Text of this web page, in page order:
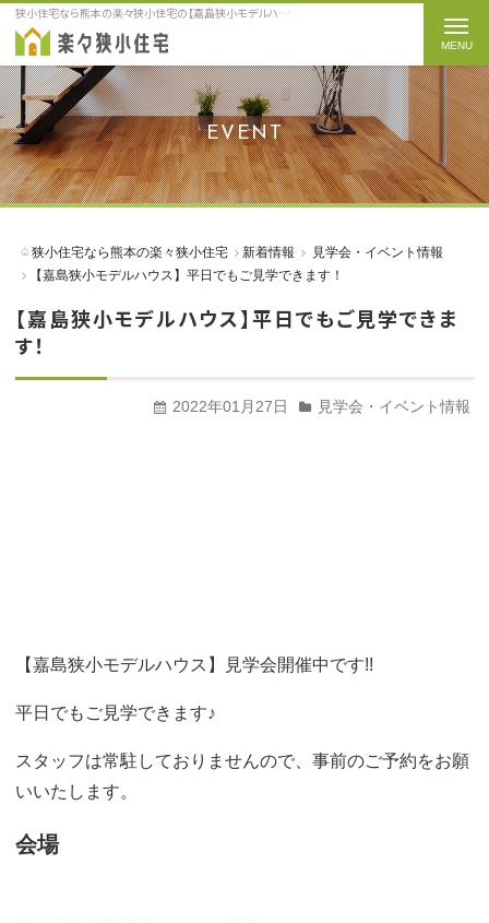
狭小住宅なら熊本の楽々狭小住宅の【嘉島狭小モデルハウス】平日でもご見学できます！をご紹介
EVENT
狭小住宅なら熊本の楽々狭小住宅 新着情報
見学会・イベント情報
【嘉島狭小モデルハウス】平日でもご見学できます！
【嘉島狭小モデルハウス】平日でもご見学できま
す！
2022年01月27日 見学会・イベント情報
【嘉島狭小モデルハウス】見学会開催中です!!
平日でもご見学できます♪
スタッフは常駐しておりませんので、事前のご予約をお願
いいたします。
会場
t
o
g
g
l
e
n
t
i